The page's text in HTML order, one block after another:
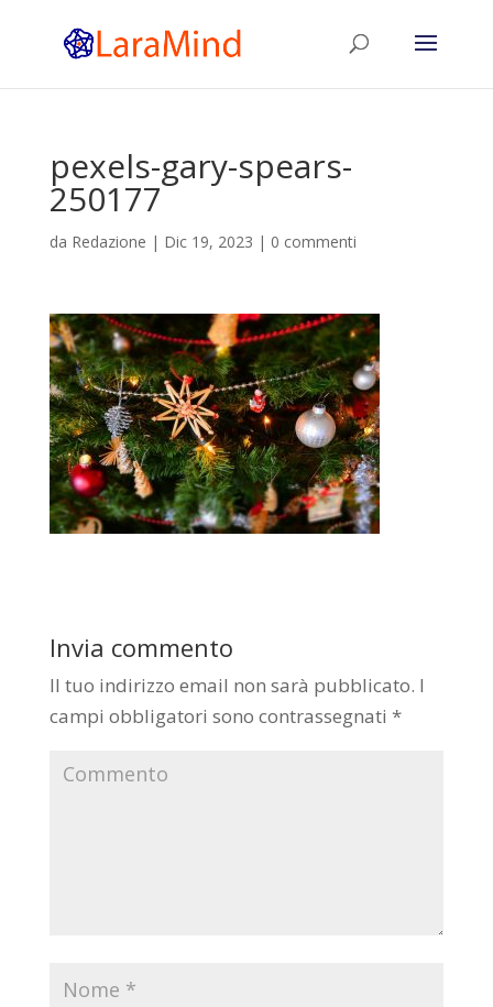
pexels-gary-spears-
250177
da Redazione | Dic 19, 2023 | 0 commenti
Invia commento
Il tuo indirizzo email non sarà pubblicato. I
campi obbligatori sono contrassegnati *